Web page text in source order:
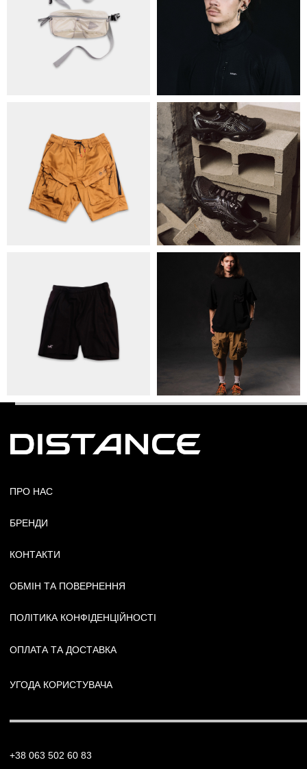
ОБМІН ТА ПОВЕРНЕННЯ
ОПЛАТА ТА ДОСТАВКА
ПОЛІТИКА КОНФІДЕНЦІЙНОСТІ
+38 063 502 60 83
КИЇВ, ВАЛЕРІЯ ЛОБАНОВСЬКОГО
ORDER@DISTANCE.COM.UA
TELEGRAM: